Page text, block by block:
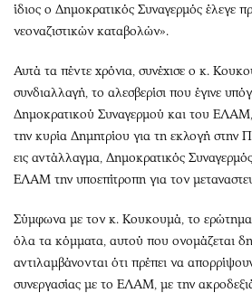
ίδιος ο Δημοκρατικός Συναγερμός έλεγε
νεοναζιστικών καταβολών».
Αυτά τα πέντε χρόνια, συνέχισε ο κ.
συνδιαλλαγή, το αλεσβερίσι που έγινε
Δημοκρατικού Συναγερμού και του
την κυρία Δημητρίου για τη εκλογή στην
εις αντάλλαγμα, Δημοκρατικός
ΕΛΑΜ την υποεπίτροπη για τον
Σύμφωνα με τον κ. Κουκουμά, το ερώτημα
όλα τα κόμματα, αυτού που ονομάζεται
αντιλαμβάνονται ότι πρέπει να
συνεργασίας με το ΕΛΑΜ, με την